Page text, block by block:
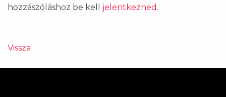
hozzászóláshoz be kell jelentkezned .
Vissza